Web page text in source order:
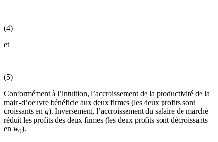
(4)
et
(5)
Conformément à l’intuition, l’accroissement de la productivité de la
main-d’oeuvre bénéficie aux deux firmes (les deux profits sont
croissants en g). Inversement, l’accroissement du salaire de marché
réduit les profits des deux firmes (les deux profits sont décroissants
en w0).